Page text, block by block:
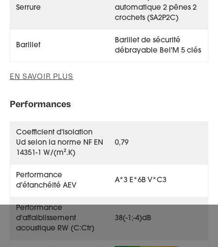
Serrure
automatique 2 pênes 2
crochets (SA2P2C)
Barillet
Barillet de sécurité
débrayable Bel'M 5 clés
EN SAVOIR PLUS
Performances
Coefficient d'isolation
Ud selon la norme NF EN
14351-1 W/(m².K)
0,79
Performance
d'étanchéité AEV
A*3 E*6B V*C3
Performance
d'affaiblissement
acoustique RW (C:Ctr)
38(-1;-4)dB